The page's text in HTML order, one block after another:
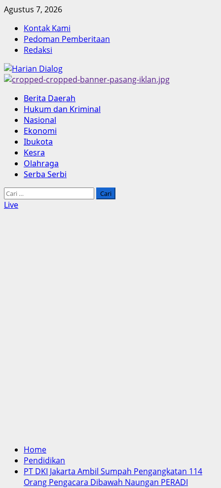
Skip
content
Agustus 7, 2026
Kontak Kami
Pedoman Pemberitaan
Redaksi
Primary
Menu
Berita Daerah
Hukum dan Kriminal
Nasional
Ekonomi
Ibukota
Kesra
Olahraga
Serba Serbi
Cari
untuk:
Live
Home
Pendidikan
PT DKI Jakarta Ambil Sumpah Pengangkatan 114
Orang Pengacara Dibawah Naungan PERADI